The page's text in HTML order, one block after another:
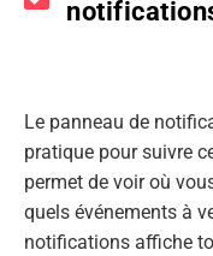
Le panneau de
pratique pour suivre
permet de voir où
quels événements à
notifications affiche